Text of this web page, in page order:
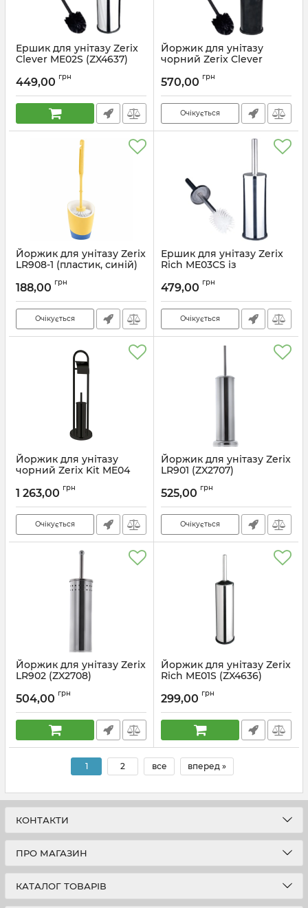
Ершик для унітазу Zerix
Clever ME02S (ZX4637)
449,00 грн
Йоржик для унітазу
чорний Zerix Clever
Артикул: ZX4639
570,00 грн
Очікується
Йоржик для унітазу Zerix
LR908-1 (пластик, синій)
Артикул: ZX2722
188,00 грн
Очікується
Ершик для унітазу Zerix
Rich ME03CS із
(ZX4640)
Артикул: ZX4640
479,00 грн
Очікується
Йоржик для унітазу
чорний Zerix Kit ME04
Артикул: ZX4644
1 263,00 грн
Очікується
Йоржик для унітазу Zerix
LR901 (ZX2707)
525,00 грн
Очікується
Йоржик для унітазу Zerix
LR902 (ZX2708)
504,00 грн
Йоржик для унітазу Zerix
Rich ME01S (ZX4636)
299,00 грн
1 2 все вперед »
КОНТАКТИ
ПРО МАГАЗИН
КАТАЛОГ ТОВАРІВ